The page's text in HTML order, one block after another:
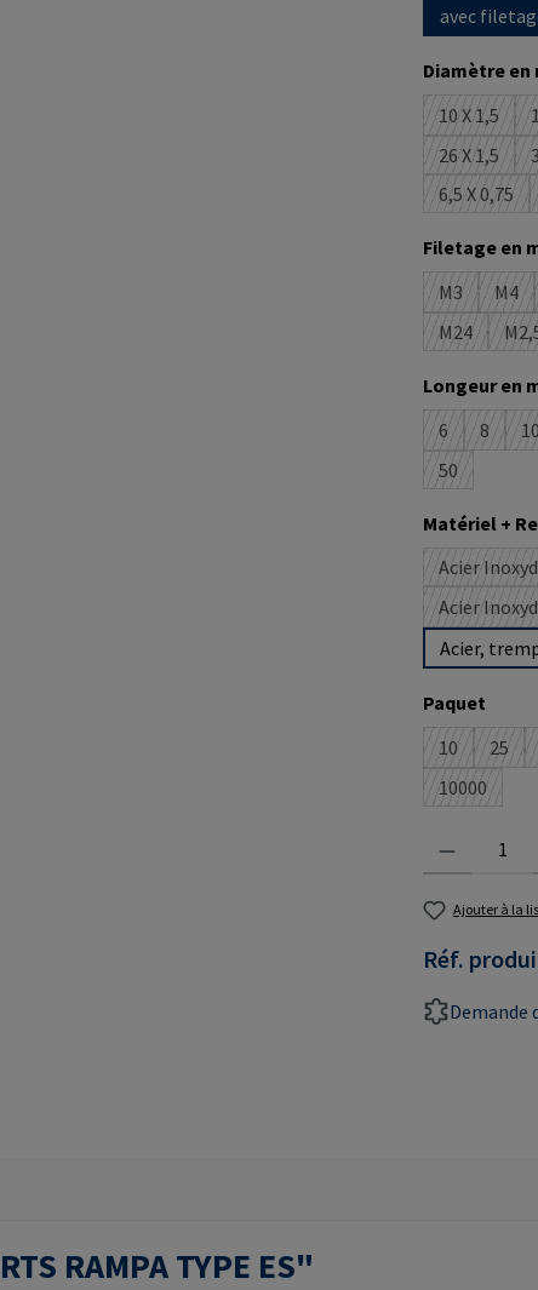
avec
Diamètre en
10 X 1,5
(Cette
26 X 1,5
(Cette
6,5 X 0,75
(Cette
Filetage en
M3
(Cette
M4
M24
(Cette
Longeur en
6
(Cette
8
(Cette
10
50
(Cette
Matériel +
Acier
Acier
Acier,
Sélectionnez
Paquet
10
(Cette
25
10000
(Cette
Ajouter à la
Réf.
RAMPA TYPE ES"